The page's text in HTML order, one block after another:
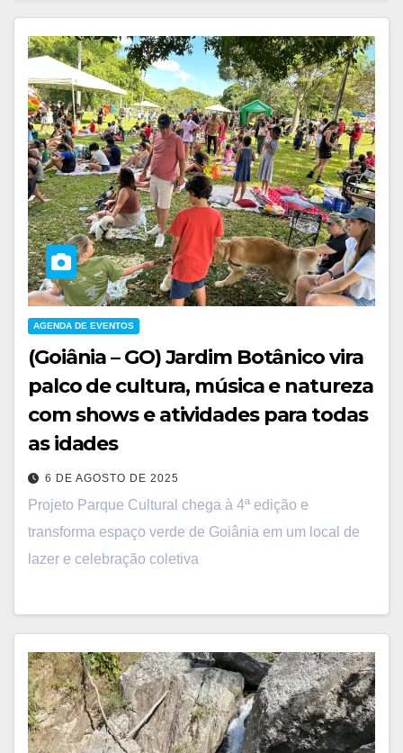
AGENDA DE EVENTOS
(Goiânia – GO) Jardim Botânico vira
palco de cultura, música e natureza
com shows e atividades para todas
as idades
6 DE AGOSTO DE 2025
Projeto Parque Cultural chega à 4ª edição e
transforma espaço verde de Goiânia em um local de
lazer e celebração coletiva